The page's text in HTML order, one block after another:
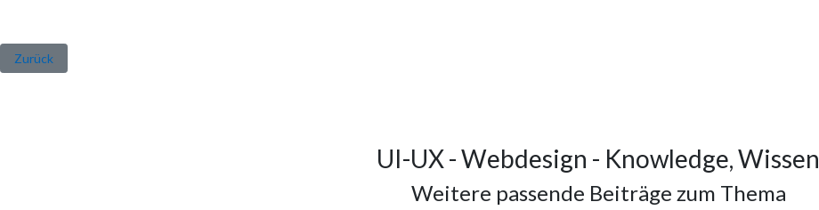
Vorheriger Beitrag: Die neuesten Webdesign-Trends (2023 - 2025)
Zurück
UI-UX - Webdesign - Knowledge, Wissen
Weitere passende Beiträge zum Thema